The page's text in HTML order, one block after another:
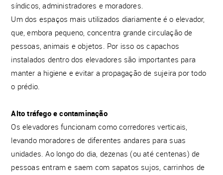
síndicos, administradores e moradores.
Um dos espaços mais utilizados diariamente é o elevador,
que, embora pequeno, concentra grande circulação de
pessoas, animais e objetos. Por isso os capachos
instalados dentro dos elevadores são importantes para
manter a higiene e evitar a propagação de sujeira por todo
o prédio.
Alto tráfego e contaminação
Os elevadores funcionam como corredores verticais,
levando moradores de diferentes andares para suas
unidades. Ao longo do dia, dezenas (ou até centenas) de
pessoas entram e saem com sapatos sujos, carrinhos de